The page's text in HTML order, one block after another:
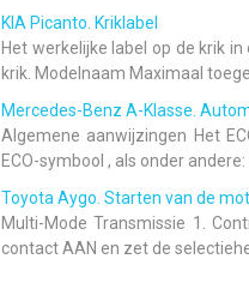
KIA Picanto. Kriklabel
Het werkelijke label op de krik
krik. Modelnaam Maximaal
Mercedes-Benz A-Klasse.
Algemene aanwijzingen Het
ECO-symbool , als onder andere:
Toyota Aygo. Starten van de
Multi-Mode Transmissie 1.
contact AAN en zet de